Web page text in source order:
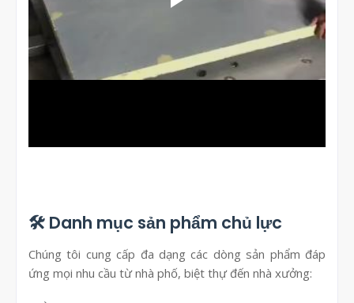
🛠 Danh mục sản phẩm chủ lực
Chúng tôi cung cấp đa dạng các dòng sản phẩm đáp
ứng mọi nhu cầu từ nhà phố, biệt thự đến nhà xưởng: